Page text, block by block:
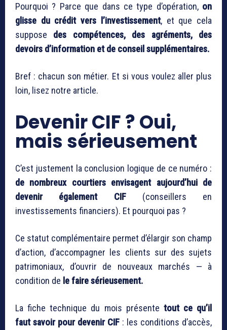
Pourquoi ? Parce que dans ce type d’opération, on
glisse du crédit vers l’investissement, et que cela
suppose des compétences, des agréments, des
devoirs d’information et de conseil supplémentaires.
Bref : chacun son métier. Et si vous voulez aller plus
loin, lisez notre article.
Devenir CIF ? Oui,
mais sérieusement
C’est justement la conclusion logique de ce numéro :
de nombreux courtiers envisagent aujourd’hui de
devenir également CIF(conseillers en
investissements financiers). Et pourquoi pas ?
Ce statut complémentaire permet d’élargir son champ
d’action, d’accompagner les clients sur des sujets
patrimoniaux, d’ouvrir de nouveaux marchés — à
condition de le faire sérieusement.
La fiche technique du mois présente tout ce qu’il
faut savoir pour devenir CIF : les conditions d’accès,